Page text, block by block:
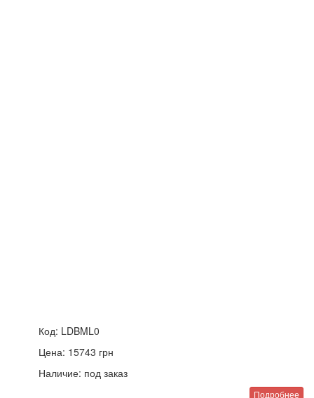
Код: LDBML0
Цена: 15743 грн
Наличие: под заказ
Подробнее